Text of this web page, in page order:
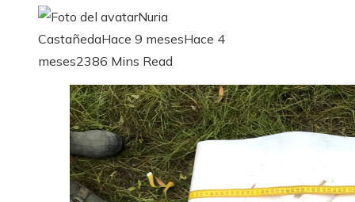
Nuria
CastañedaHace 9 mesesHace 4
meses2386 Mins Read